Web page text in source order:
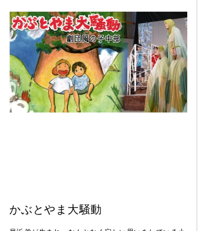
かぶとやま大騒動